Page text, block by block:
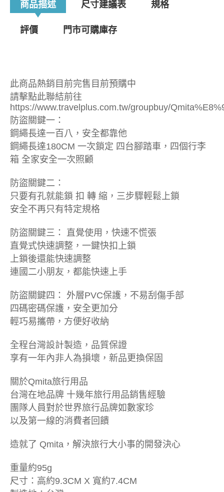
商品描述 尺寸建議表 規格
評價 門市可購庫存
此商品熱銷目前完售目前預購中
請擊點此聯結前往
https://www.travelplus.com.tw/groupbuy/
防盜關鍵一：
鋼繩長達一百八，安全都靠他
鋼繩長達180CM 一次鎖定 四台腳踏車，四個行李
箱 全家安全一次照顧
防盜關鍵二：
只要有孔就能鎖 扣 轉 縮，三步驟輕鬆上鎖
安全不再只有特定規格
防盜關鍵三： 直覺使用，快速不慌張
直覺式快速調整，一鍵快扣上鎖
上鎖後還能快速調整
連國二小朋友，都能快速上手
防盜關鍵四： 外層PVC保護，不易刮傷手部
四碼密碼保護，安全更加分
輕巧易攜帶，方便好收納
全程台灣設計製造，品質保證
享有一年內非人為損壞，新品更換保固
關於Qmita旅行用品
台灣在地品牌 十幾年旅行用品銷售經驗
團隊人員對於世界旅行品牌如數家珍
以及第一線的消費者回饋
造就了 Qmita，解決旅行大小事的開發決心
重量約95g
尺寸：高約9.3CM X 寬約7.4CM